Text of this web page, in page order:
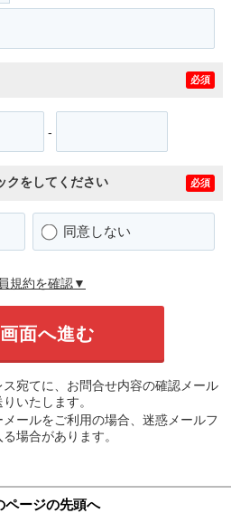
必須
-
クをしてください 必須
同意しない
規約を確認▼
宛てに、お問合せ内容の確認メール
いたします。
ールをご利用の場合、迷惑メールフ
場合があります。
ページの先頭へ